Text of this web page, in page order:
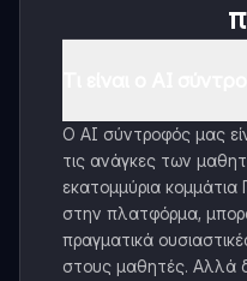
Ο AI σύντροφός μας
τις ανάγκες των
εκατομμύρια
στην πλατφόρμα,
πραγματικά
στους μαθητές. Αλλά